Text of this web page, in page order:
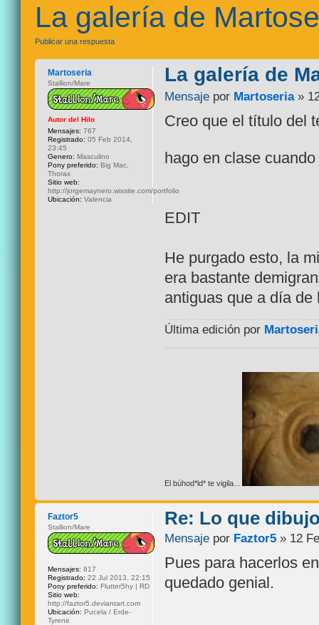
La galería de
Publicar una respuesta
La galería de
Mensaje por Martoseria»
Creo que el título del
hago en clase
EDIT
He purgado esto, la
era bastante
antiguas que a día
Última edición por
El búhod*ld* te vigila...
Martoseria
Stallion/Mare
Autor del Hilo
Mensajes: 767
Registrado: 05 Feb 2014,
23:45
Genero: Masculino
Pony preferido: Big Mac,
Thorax
Sitio web:
http://jorgemaynero.wixsite.com/portfolio
Ubicación: Valencia
Re: Lo que
Mensaje por Faztor5 » 12
Pues para hacerlos
quedado genial.
Faztor5
Stallion/Mare
Mensajes: 817
Registrado: 22 Jul 2013, 22:15
Pony preferido: Flutter5hy | RD
Sitio web:
http://faztor5.deviantart.com
Ubicación: Pucela / Erde-
Tyrene